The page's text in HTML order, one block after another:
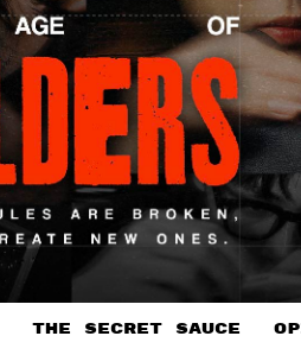
THE SECRET SAUCE​